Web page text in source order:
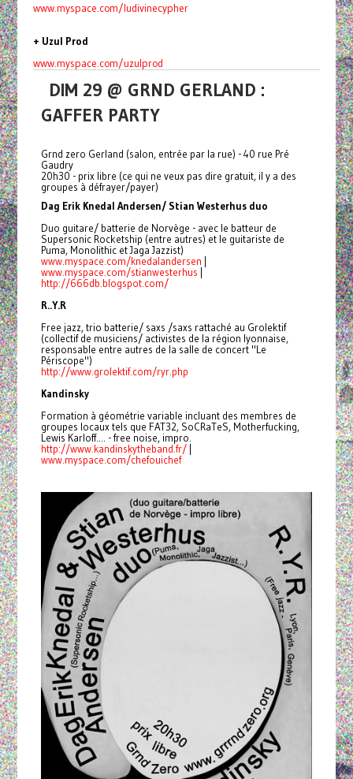
www.myspace.com/ludivinecypher
+ Uzul Prod
www.myspace.com/uzulprod
DIM 29 @ GRND GERLAND :
GAFFER PARTY
Grnd zero Gerland (salon, entrée par la rue) - 40 rue Pré
Gaudry
20h30 - prix libre (ce qui ne veux pas dire gratuit, il y a des
groupes à défrayer/payer)
Dag Erik Knedal Andersen/ Stian Westerhus duo
Duo guitare/ batterie de Norvège - avec le batteur de
Supersonic Rocketship (entre autres) et le guitariste de
Puma, Monolithic et Jaga Jazzist)
www.myspace.com/knedalandersen
www.myspace.com/stianwesterhus
http://666db.blogspot.com/
R..Y.R
Free jazz, trio batterie/ saxs /saxs rattaché au Grolektif
(collectif de musiciens/ activistes de la région lyonnaise,
responsable entre autres de la salle de concert "Le
Périscope")
http://www.grolektif.com/ryr. php
Kandinsky
Formation à géométrie variable incluant des membres de
groupes locaux tels que FAT32, SoCRaTeS, Motherfucking,
Lewis Karloff.... - free noise, impro.
http://www.kandinskytheband. fr/|
www.myspace.com/chefouichef